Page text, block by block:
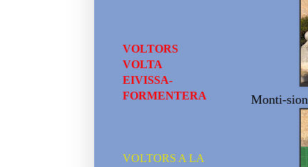
Monti-sion
VOLTORS
VOLTA
EIVISSA-
FORMENTERA
VOLTORS A LA